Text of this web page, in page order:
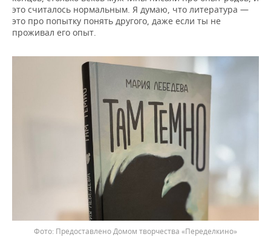
это считалось нормальным. Я думаю, что литература —
это про попытку понять другого, даже если ты не
проживал его опыт.
Предоставлено Домом творчества «Переделкино»